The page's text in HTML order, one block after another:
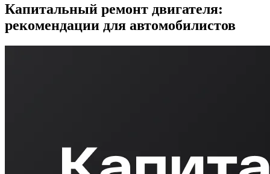
Капитальный ремонт двигателя:
рекомендации для автомобилистов